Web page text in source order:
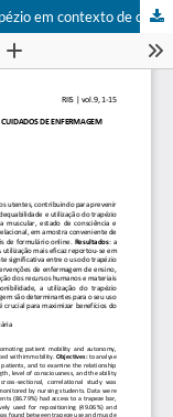
Disponibilidade, adequabilidade e uso do trapézio em contexto de cuidados de enfermagem